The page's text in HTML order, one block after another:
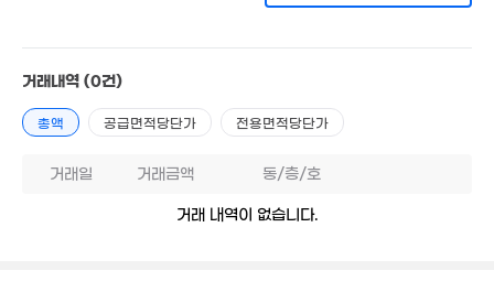
2.7억
거래내역 (0건)
총액 공급면적당단가 전용면적당단가
거래일 거래금액 동/층/호
거래 내역이 없습니다.